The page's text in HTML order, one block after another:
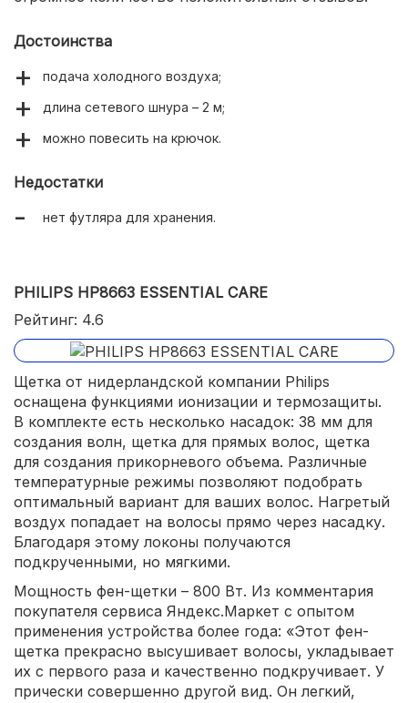
Достоинства
подача холодного воздуха;
длина сетевого шнура – 2 м;
можно повесить на крючок.
Недостатки
нет футляра для хранения.
PHILIPS HP8663 ESSENTIAL CARE
Рейтинг: 4.6
Щетка от нидерландской компании Philips
оснащена функциями ионизации и термозащиты.
В комплекте есть несколько насадок: 38 мм для
создания волн, щетка для прямых волос, щетка
для создания прикорневого объема. Различные
температурные режимы позволяют подобрать
оптимальный вариант для ваших волос. Нагретый
воздух попадает на волосы прямо через насадку.
Благодаря этому локоны получаются
подкрученными, но мягкими.
Мощность фен-щетки – 800 Вт. Из комментария
покупателя сервиса Яндекс.Маркет с опытом
применения устройства более года: «Этот фен-
щетка прекрасно высушивает волосы, укладывает
их с первого раза и качественно подкручивает. У
прически совершенно другой вид. Он легкий,